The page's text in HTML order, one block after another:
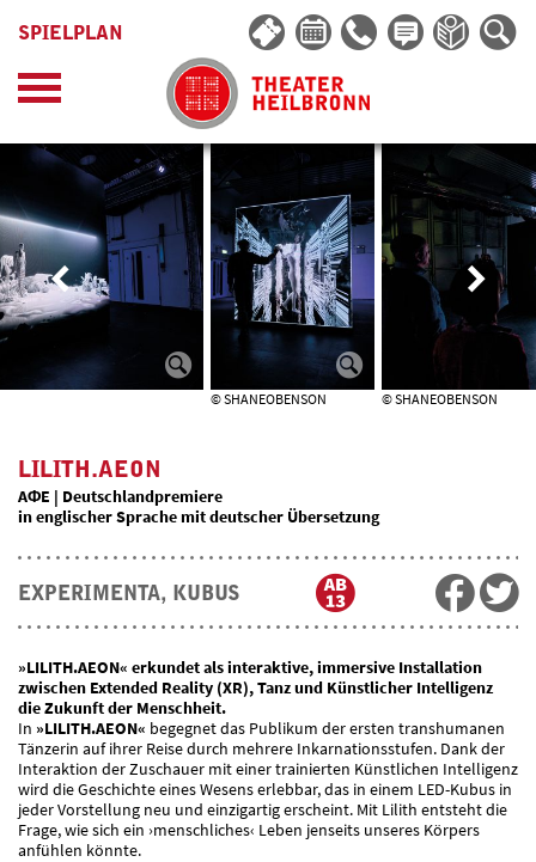
SPIELPLAN
© SHANEOBENSON © SHANEOBENSON
LILITH.AEON
AΦE | Deutschlandpremiere
in englischer Sprache mit deutscher Übersetzung
EXPERIMENTA, KUBUS
»LILITH.AEON« erkundet als interaktive, immersive Installation
zwischen Extended Reality (XR), Tanz und Künstlicher Intelligenz
die Zukunft der Menschheit.
In »LILITH.AEON« begegnet das Publikum der ersten transhumanen
Tänzerin auf ihrer Reise durch mehrere Inkarnationsstufen. Dank der
Interaktion der Zuschauer mit einer trainierten Künstlichen Intelligenz
wird die Geschichte eines Wesens erlebbar, das in einem LED-Kubus in
jeder Vorstellung neu und einzigartig erscheint. Mit Lilith entsteht die
Frage, wie sich ein ›menschliches‹ Leben jenseits unseres Körpers
anfühlen könnte.